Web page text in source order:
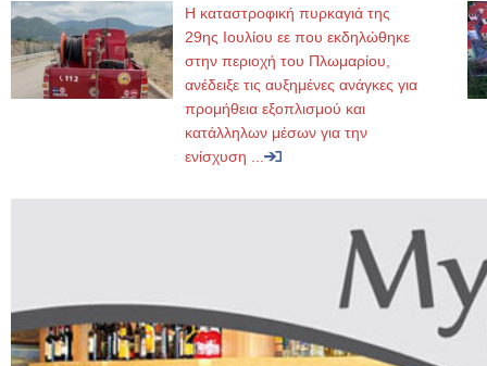
Η καταστροφική πυρκαγιά της
29ης Ιουλίου εε που εκδηλώθηκε
στην περιοχή του Πλωμαρίου,
ανέδειξε τις αυξημένες ανάγκες για
προμήθεια εξοπλισμού και
κατάλληλων μέσων για την
ενίσχυση ...